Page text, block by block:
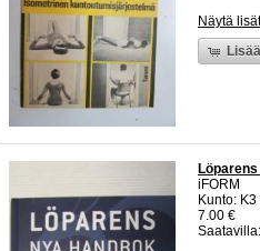
Näytä
iFORM
Kunto:
7.00 €